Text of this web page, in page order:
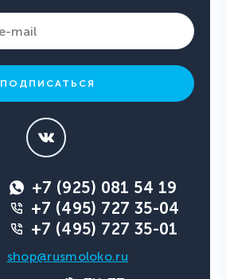
+7 (925) 081 54 19
+7 (495) 727 35-04
+7 (495) 727 35-01
shop@rusmoloko.ru
ПОДПИСАТЬСЯ